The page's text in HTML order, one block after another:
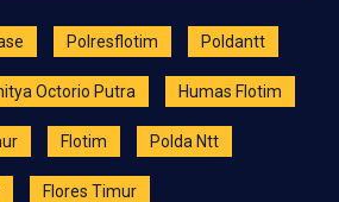
Polresflotim Poldantt
Octorio Putra Humas Flotim
Flotim Polda Ntt
Flores Timur